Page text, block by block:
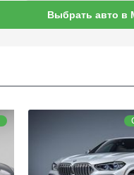
Выбрать авто в